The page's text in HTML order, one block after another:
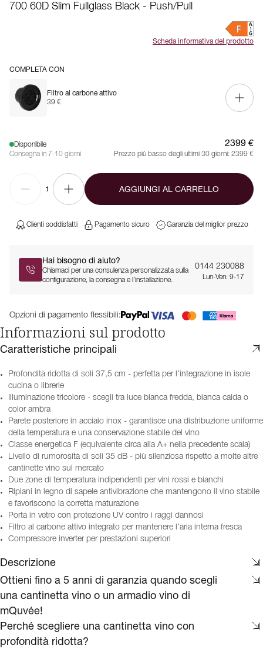
700 60D Slim Fullglass Black - Push/Pull
Scheda informativa del prodotto
COMPLETA CON
Filtro al carbone attivo
39 €
Disponibile
Consegna in 7-10 giorni
2399 €
Prezzo più basso degli ultimi 30 giorni: 2399 €
1 AGGIUNGI AL CARRELLO
Clienti soddisfatti Pagamento sicuro Garanzia del miglior prezzo
Hai bisogno di aiuto?
Chiamaci per una consulenza personalizzata sulla
configurazione, la consegna e l’installazione.
0144 230088
Lun-Ven: 9-17
Opzioni di pagamento flessibili:
Informazioni sul prodotto
Caratteristiche principali
Profondità ridotta di soli 37,5 cm - perfetta per l’integrazione in isole
cucina o librerie
Illuminazione tricolore - scegli tra luce bianca fredda, bianca calda o
color ambra
Parete posteriore in acciaio inox - garantisce una distribuzione uniforme
della temperatura e una conservazione stabile del vino
Classe energetica F (equivalente circa alla A+ nella precedente scala)
Livello di rumorosità di soli 35 dB - più silenziosa rispetto a molte altre
cantinette vino sul mercato
Due zone di temperatura indipendenti per vini rossi e bianchi
Ripiani in legno di sapele antivibrazione che mantengono il vino stabile
e favoriscono la corretta maturazione
Porta in vetro con protezione UV contro i raggi dannosi
Filtro al carbone attivo integrato per mantenere l’aria interna fresca
Compressore inverter per prestazioni superiori
Descrizione
Ottieni fino a 5 anni di garanzia quando scegli
una cantinetta vino o un armadio vino di
mQuvée!
Perché scegliere una cantinetta vino con
profondità ridotta?